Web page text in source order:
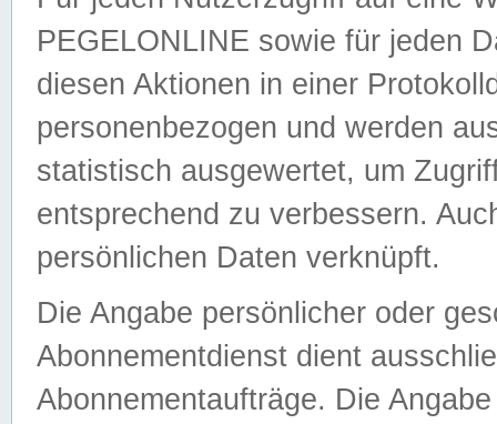
PEGELONLINE sowie für jeden
diesen Aktionen in einer
personenbezogen und werden
statistisch ausgewertet, um
entsprechend zu verbessern.
persönlichen Daten verknüpft.
Die Angabe persönlicher oder
Abonnementdienst dient
Abonnementaufträge. Die